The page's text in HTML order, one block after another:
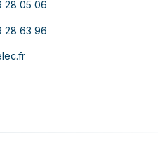
28 05 06
28 63 96